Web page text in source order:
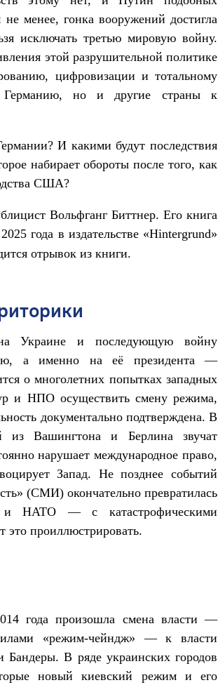
менее, гонка вооружений достигла
исключать третью мировую войну.
этой разрушительной политике
цифровизации и тотальному
Германию, но и другие страны к
И какими будут последствия
набирает обороты после того, как
США?
Вольфганг Биттнер. Его книга
года в издательстве «Hintergrund»
отрывок из книги.
Украине и последующую войну
а именно на её президента —
о многолетних попытках западных
и НПО осуществить смену режима,
документально подтверждена. В
из Вашингтона и Берлина звучат
нарушает международное право,
Запад. Не позднее событий
(СМИ) окончательно превратилась
НАТО — с катастрофическими
это проиллюстрировать.
года произошла смена власти —
«режим-чейндж» — к власти
В ряде украинских городов
новый киевский режим и его